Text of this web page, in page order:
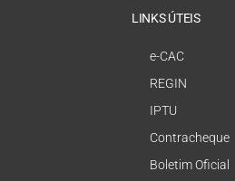
LINKS ÚTEIS
e-CAC
REGIN
IPTU
Contracheque
Boletim Oficial